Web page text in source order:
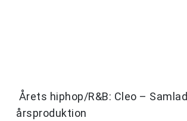
Årets hiphop/R&B: Cleo – Samlad
årsproduktion